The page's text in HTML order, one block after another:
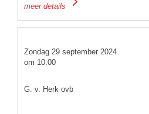
meer details
Zondag 29 september 2024
om 10.00
G. v. Herk ovb